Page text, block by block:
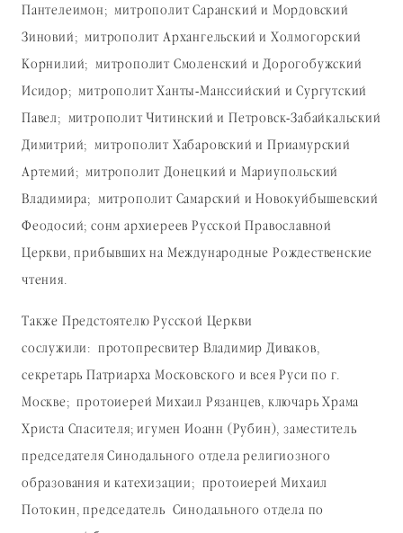
Пантелеимон; митрополит Саранский и Мордовский
Зиновий; митрополит Архангельский и Холмогорский
Корнилий; митрополит Смоленский и Дорогобужский
Исидор; митрополит Ханты-Манссийский и Сургутский
Павел; митрополит Читинский и Петровск-Забайкальский
Димитрий; митрополит Хабаровский и Приамурский
Артемий; митрополит Донецкий и Мариупольский
Владимира; митрополит Самарский и Новокуйбышевский
Феодосий; сонм архиереев Русской Православной
Церкви, прибывших на Международные Рождественские
чтения.
Также Предстоятелю Русской Церкви
сослужили: протопресвитер Владимир Диваков,
секретарь Патриарха Московского и всея Руси по г.
Москве; протоиерей Михаил Рязанцев, ключарь Храма
Христа Спасителя; игумен Иоанн (Рубин), заместитель
председателя Синодального отдела религиозного
образования и катехизации; протоиерей Михаил
Потокин, председатель Синодального отдела по